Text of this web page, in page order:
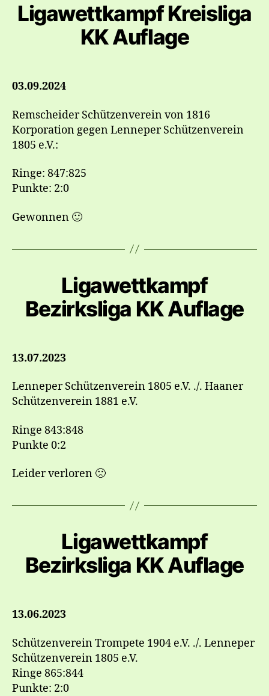
Ligawettkampf Kreisliga
KK Auflage
03.09.2024
Remscheider Schützenverein von 1816
Korporation gegen Lenneper Schützenverein
1805 e.V.:
Ringe: 847:825
Punkte: 2:0
Gewonnen 🙂
Ligawettkampf
Bezirksliga KK Auflage
13.07.2023
Lenneper Schützenverein 1805 e.V. ./. Haaner
Schützenverein 1881 e.V.
Ringe 843:848
Punkte 0:2
Leider verloren 🙁
Ligawettkampf
Bezirksliga KK Auflage
13.06.2023
Schützenverein Trompete 1904 e.V. ./. Lenneper
Schützenverein 1805 e.V.
Ringe 865:844
Punkte: 2:0